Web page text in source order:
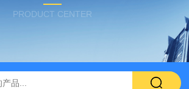
PRODUCT CENTER